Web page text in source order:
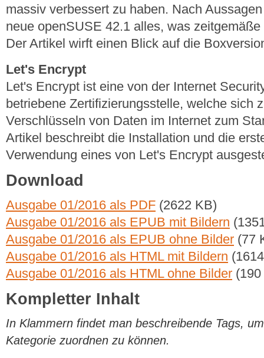
massiv verbessert zu haben. Nach
neue openSUSE 42.1 alles, was
Der Artikel wirft einen Blick auf die
Let's Encrypt
Let's Encrypt ist eine von der Internet
betriebene Zertifizierungsstelle, welche sich
Verschlüsseln von Daten im Internet zum
Artikel beschreibt die Installation und die
Verwendung eines von Let's Encrypt
Download
Ausgabe 01/2016 als PDF (2622 KB)
Ausgabe 01/2016 als EPUB mit Bildern
Ausgabe 01/2016 als EPUB ohne Bilder (77
Ausgabe 01/2016 als HTML mit Bildern
Ausgabe 01/2016 als HTML ohne Bilder
Kompletter Inhalt
In Klammern findet man beschreibende Tags,
Kategorie zuordnen zu können.